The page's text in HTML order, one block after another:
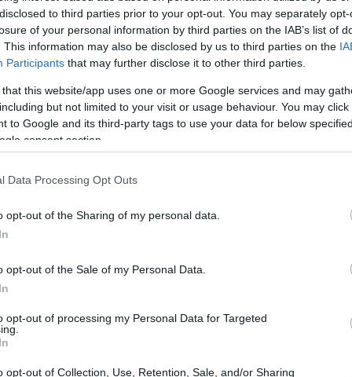
to third parties prior to your opt-out. You may separately
of your personal information by third parties on the IAB’s list of
This information may also be disclosed by us to third parties on the
Participants that may further disclose it to other third parties.
that this website/app uses one or more Google services and may
but not limited to your visit or usage behaviour. You may
to Google and its third-party tags to use your data for below
consent section.
Data Processing Opt Outs
opt-out of the Sharing of my personal data.
opt-out of the Sale of my Personal Data.
opt-out of processing my Personal Data for Targeted
opt-out of Collection, Use, Retention, Sale, and/or Sharing
a partire da gennaio, quando era nel suo
a considerare proposte per un
che mi ha colpito di più è stata quella
presente, ma anche al futuro”, ha spiegato
ottimismo per il futuro della squadra e le
stagione.
grandi cose quest’anno, iniziando in
in categoria. In futuro potremmo
e gratificanti”, ha previsto. “C’è un
e Rubi è uno dei migliori che potrebbe
con lui e sono certo che sarà un
elemento chiave”, ha aggiunto.
chiesto del suo addio all’Espanyol,
“Ho detto addio nel modo in cui
modo possibile, vincendo la promozione
al mio meglio per farli tornare in